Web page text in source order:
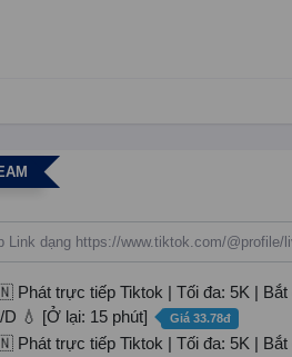
Phát trực tiếp Tiktok | Tối đa: 5K | Bắt
D 💧 [Ở lại: 15 phút]
Giá 33.78đ
Phát trực tiếp Tiktok | Tối đa: 5K | Bắt